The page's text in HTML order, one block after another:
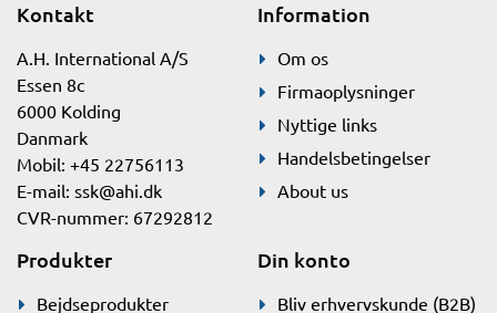
Kontakt
A.H. International A/S
Essen 8c
6000 Kolding
Danmark
Mobil: +45 22756113
E-mail: ssk@ahi.dk
CVR-nummer: 67292812
Information
Om os
Firmaoplysninger
Nyttige links
Handelsbetingelser
About us
Produkter
Bejdseprodukter
Din konto
Bliv erhvervskunde (B2B)